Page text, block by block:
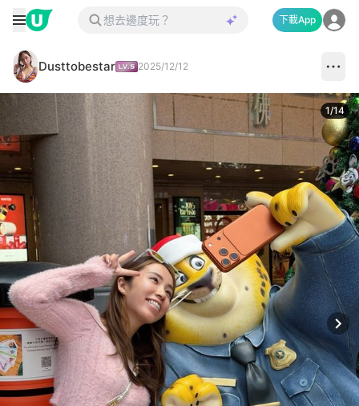
下載App
Dusttobestar 2025/12/12
1/14